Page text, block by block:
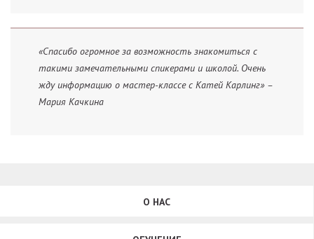
«Спасибо огромное за возможность знакомиться с
такими замечательными спикерами и школой. Очень
жду информацию о мастер-классе с Катей Карлинг» –
Мария Качкина
О НАС